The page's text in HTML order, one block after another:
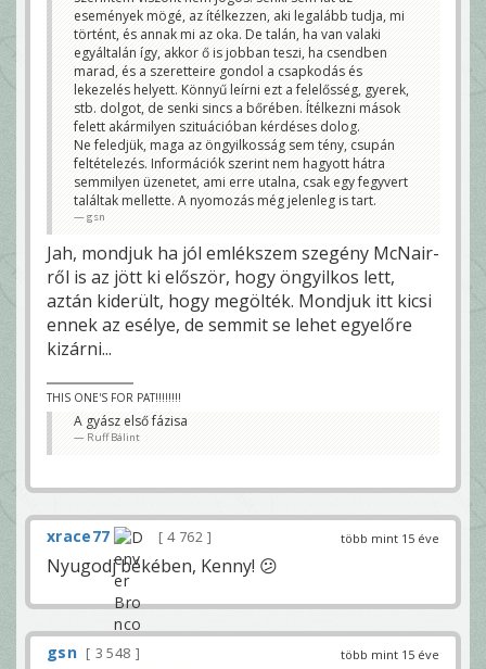
események mögé, az ítélkezzen, aki legalább tudja, mi
történt, és annak mi az oka. De talán, ha van valaki
egyáltalán így, akkor ő is jobban teszi, ha csendben
marad, és a szeretteire gondol a csapkodás és
lekezelés helyett. Könnyű leírni ezt a felelősség, gyerek,
stb. dolgot, de senki sincs a bőrében. Ítélkezni mások
felett akármilyen szituációban kérdéses dolog.
Ne feledjük, maga az öngyilkosság sem tény, csupán
feltételezés. Információk szerint nem hagyott hátra
semmilyen üzenetet, ami erre utalna, csak egy fegyvert
találtak mellette. A nyomozás még jelenleg is tart.
gsn
Jah, mondjuk ha jól emlékszem szegény McNair-
ről is az jött ki először, hogy öngyilkos lett,
aztán kiderült, hogy megölték. Mondjuk itt kicsi
ennek az esélye, de semmit se lehet egyelőre
kizárni...
THIS ONE'S FOR PAT!!!!!!!!
A gyász első fázisa
Ruff Bálint
több mint 15 éve
xrace77 4 762
Nyugodj békében, Kenny! 😕
több mint 15 éve
gsn
3 548